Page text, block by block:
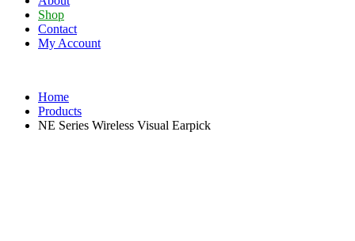
Shop
Contact
My Account
Home
Products
NE Series Wireless Visual Earpick